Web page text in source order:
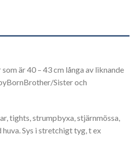
är 40 – 43 cm långa av liknande
Sister och
tights, strumpbyxa, stjärnmössa,
Sys i stretchigt tyg, t ex